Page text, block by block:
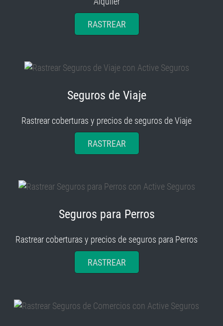
RASTREAR
Seguros de Viaje
Rastrear coberturas y precios de seguros de Viaje
RASTREAR
Seguros para Perros
Rastrear coberturas y precios de seguros para Perros
RASTREAR